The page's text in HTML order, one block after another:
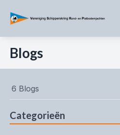
Blogs
6 Blogs
Categorieën